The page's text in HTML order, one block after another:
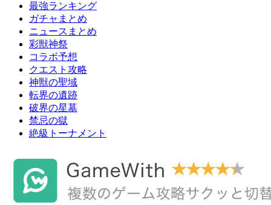
最強ランキング
ガチャまとめ
ニュースまとめ
彩獣神祭
コラボ予想
クエスト攻略
神獣の聖域
転界の遺跡
破界の星墓
禁忌の獄
絶級トーナメント